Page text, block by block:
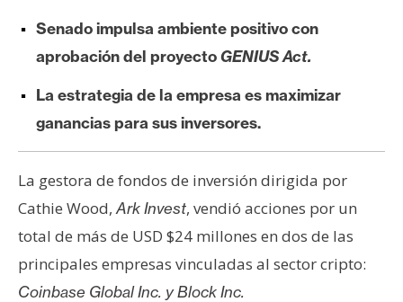
A
A
n
á
l
s
i
s
Senado impulsa ambiente positivo con
aprobación del proyectoGENIUS Act.
La estrategia de la empresa es maximizar
ganancias para sus inversores.
La gestora de fondos de inversión dirigida por
Cathie Wood,Ark Invest, vendió acciones por un
total de más de USD $24 millones en dos de las
principales empresas vinculadas al sector cripto:
Coinbase Global Inc. y Block Inc.